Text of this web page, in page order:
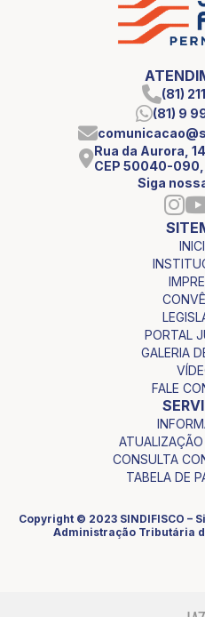
(81)
(81) 9
Rua da Aurora,
CEP 50040-090,
Siga
PORTAL
GALERIA
FALE
CONSULTA
TABELA DE
Copyright © 2023 SINDIFISCO –
Administração Tributária